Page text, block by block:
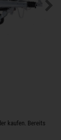
kaufen. Bereits